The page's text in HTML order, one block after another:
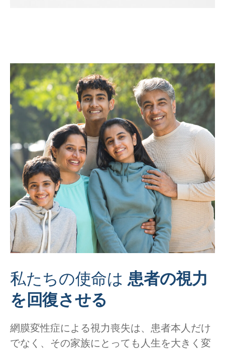
私たちの使命は 患者の視力
を回復させる
網膜変性症による視力喪失は、患者本人だけ
でなく、その家族にとっても人生を大きく変